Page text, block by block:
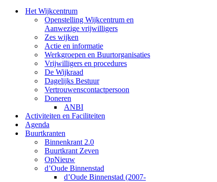
Het Wijkcentrum
Openstelling Wijkcentrum en
Aanwezige vrijwilligers
Zes wijken
Actie en informatie
Werkgroepen en Buurtorganisaties
Vrijwilligers en procedures
De Wijkraad
Dagelijks Bestuur
Vertrouwenscontactpersoon
Doneren
ANBI
Activiteiten en Faciliteiten
Agenda
Buurtkranten
Binnenkrant 2.0
Buurtkrant Zeven
OpNieuw
d’Oude Binnenstad
d’Oude Binnenstad (2007-